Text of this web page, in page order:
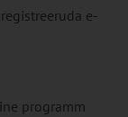
e-
programm